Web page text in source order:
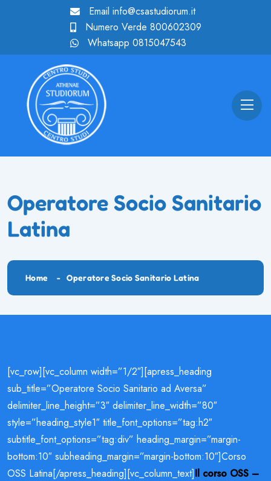
Email info@csastudiorum.it
Numero Verde 800602309
Whatsapp 0815047543
Operatore Socio Sanitario
Latina
Home Operatore Socio Sanitario Latina
[vc_row][vc_column width=”1/2″][apress_heading
sub_title=”Operatore Socio Sanitario ad Aversa”
delimiter_line_height=”3″ delimiter_line_width=”80″
style=”heading_style1″ title_font_options=”tag:h2″
subtitle_font_options=”tag:div” heading_margin=”margin-
bottom:10″ subheading_margin=”margin-bottom:10″]Corso
OSS Latina[/apress_heading][vc_column_text]Il corso OSS –